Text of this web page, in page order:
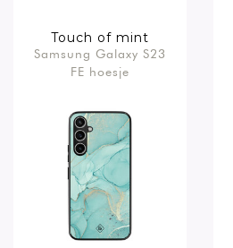
Touch of mint
Samsung Galaxy S23
FE hoesje